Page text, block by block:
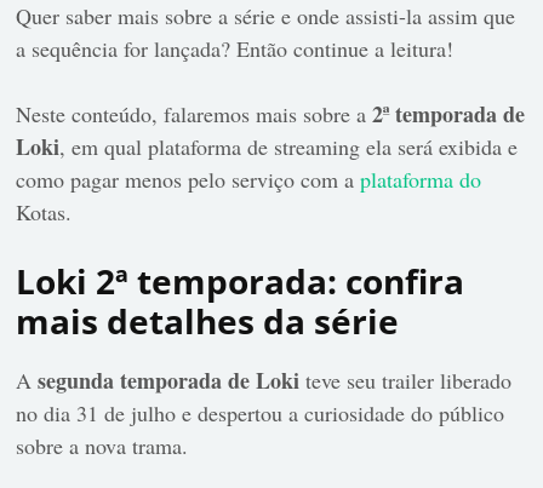
Quer saber mais sobre a série e onde assisti-la assim que
a sequência for lançada? Então continue a leitura!
Neste conteúdo, falaremos mais sobre a2ª temporada de
Loki, em qual plataforma de streaming ela será exibida e
como pagar menos pelo serviço com aplataforma do
Kotas.
Loki 2ª temporada: confira
mais detalhes da série
Asegunda temporada de Loki teve seu trailer liberado
no dia 31 de julho e despertou a curiosidade do público
sobre a nova trama.